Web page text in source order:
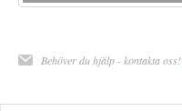
Behöver du hjälp - kontakta oss!